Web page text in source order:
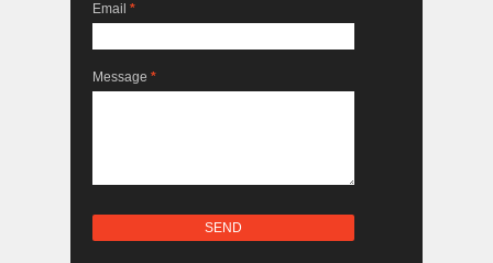
Email *
Message *